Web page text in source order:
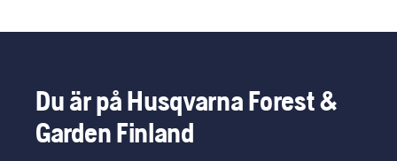
Du är på Husqvarna Forest &
Garden Finland